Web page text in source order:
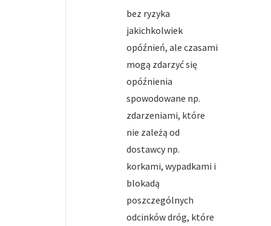
bez ryzyka
jakichkolwiek
opóźnień, ale czasami
mogą zdarzyć się
opóźnienia
spowodowane np.
zdarzeniami, które
nie zależą od
dostawcy np.
korkami, wypadkami i
blokadą
poszczególnych
odcinków dróg, które